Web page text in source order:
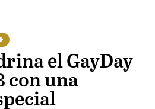
el GayDay
con una